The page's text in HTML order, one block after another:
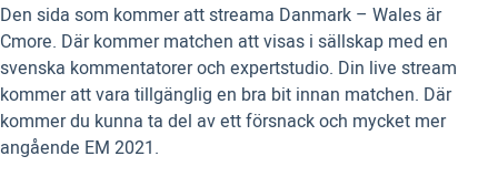
Den sida som kommer att streama Danmark – Wales är
Cmore. Där kommer matchen att visas i sällskap med en
svenska kommentatorer och expertstudio. Din live stream
kommer att vara tillgänglig en bra bit innan matchen. Där
kommer du kunna ta del av ett försnack och mycket mer
angående EM 2021.